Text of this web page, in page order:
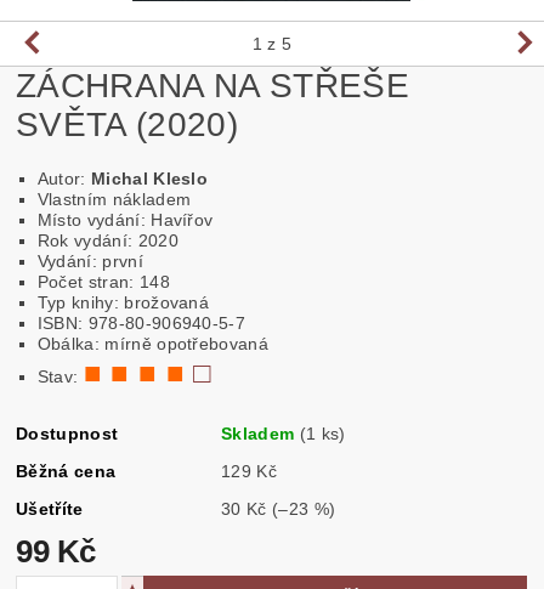
1 z 5
ZÁCHRANA NA STŘEŠE
SVĚTA (2020)
Autor: Michal Kleslo
Vlastním nákladem
Místo vydání: Havířov
Rok vydání: 2020
Vydání: první
Počet stran: 148
Typ knihy: brožovaná
ISBN: 978-80-906940-5-7
Obálka: mírně opotřebovaná
Stav: ■ ■ ■ ■ □
Dostupnost Skladem (1 ks)
Běžná cena
129 Kč
Ušetříte
30 Kč (–23 %)
99 Kč